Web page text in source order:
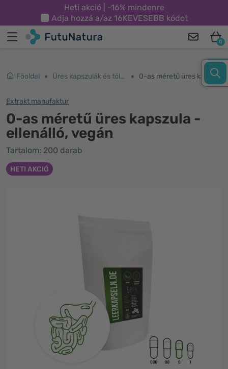
Heti akció | -16% mindenre
Adja hozzá a/az 16KEVESEBB kódot
0
Főoldal Üres kapszulák és töltők 0-as méretű üres kapszula - ellenálló, vegán
Extrakt manufaktur
0-as méretű üres kapszula -
ellenálló, vegán
Tartalom: 200 darab
HETI AKCIÓ